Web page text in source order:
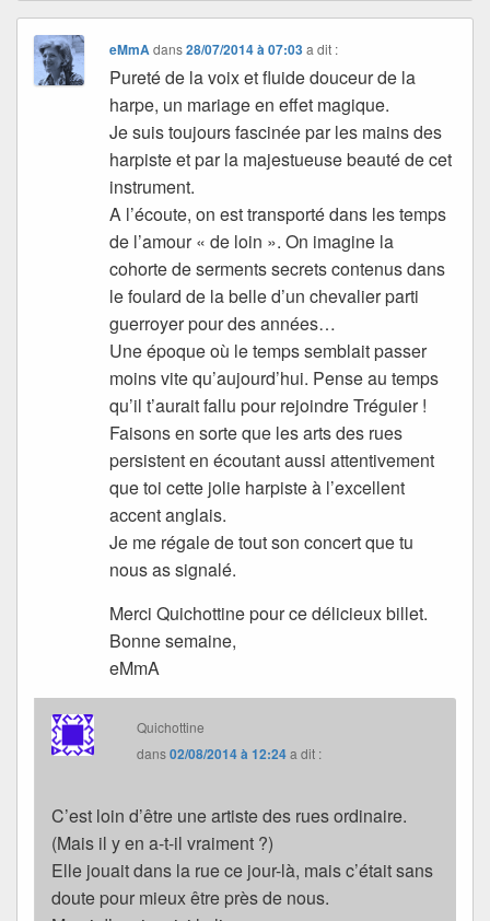
eMmAdans28/07/2014 à 07:03 a dit :
Pureté de la voix et fluide douceur de la
harpe, un mariage en effet magique.
Je suis toujours fascinée par les mains des
harpiste et par la majestueuse beauté de cet
instrument.
A l’écoute, on est transporté dans les temps
de l’amour « de loin ». On imagine la
cohorte de serments secrets contenus dans
le foulard de la belle d’un chevalier parti
guerroyer pour des années…
Une époque où le temps semblait passer
moins vite qu’aujourd’hui. Pense au temps
qu’il t’aurait fallu pour rejoindre Tréguier !
Faisons en sorte que les arts des rues
persistent en écoutant aussi attentivement
que toi cette jolie harpiste à l’excellent
accent anglais.
Je me régale de tout son concert que tu
nous as signalé.
Merci Quichottine pour ce délicieux billet.
Bonne semaine,
eMmA
Quichottine
dans02/08/2014 à 12:24a dit :
C’est loin d’être une artiste des rues ordinaire.
(Mais il y en a-t-il vraiment ?)
Elle jouait dans la rue ce jour-là, mais c’était sans
doute pour mieux être près de nous.